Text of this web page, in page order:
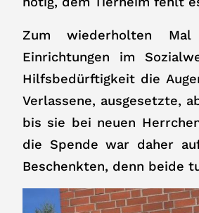
Zum wiederholten Mal
Einrichtungen im
Hilfsbedürftigkeit die
Verlassene, ausgesetzte,
bis sie bei neuen
die Spende war daher
Beschenkten, denn beide